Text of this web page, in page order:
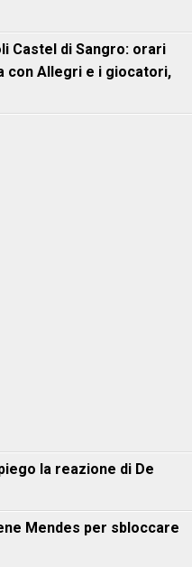
Castel di Sangro: orari
con Allegri e i giocatori,
la reazione di De
Mendes per sbloccare